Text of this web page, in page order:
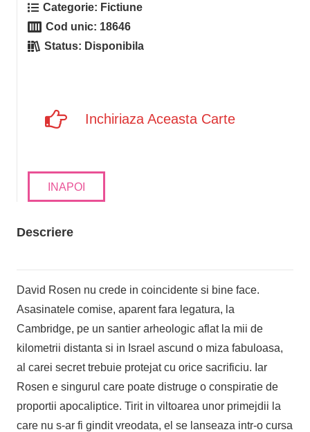
Categorie: Fictiune
Cod unic: 18646
Status: Disponibila
Inchiriaza Aceasta Carte
INAPOI
Descriere
David Rosen nu crede in coincidente si bine face.
Asasinatele comise, aparent fara legatura, la
Cambridge, pe un santier arheologic aflat la mii de
kilometrii distanta si in Israel ascund o miza fabuloasa,
al carei secret trebuie protejat cu orice sacrificiu. Iar
Rosen e singurul care poate distruge o conspiratie de
proportii apocaliptice. Tirit in viltoarea unor primejdii la
care nu s-ar fi gindit vreodata, el se lanseaza intr-o cursa